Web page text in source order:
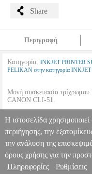
Share
Περιγραφή
Κατηγορία: INKJET PRINTER
PELIKAN στην κατηγορία
Μονή συσκευασία
CANON CLI-51.
• Χρώμα:Tri-Color.
•OEM:4105691
PELIKAN C42
(4105691) ANA.PEL0224
INKJET PRINTER
SUPPLIES
Πληροφορίες &
Η ιστοσελίδα
περιήγησης, την
την ανάλυση της
όρους χρήσης για την
Πληροφορίες
Ρυθμίσεις